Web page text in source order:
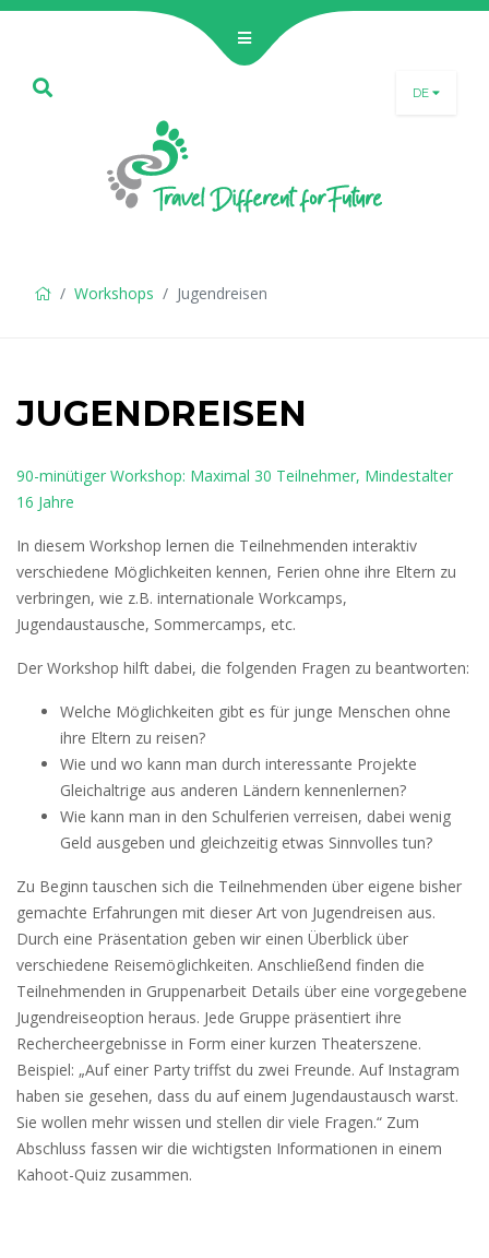
DE
Workshops Jugendreisen
JUGENDREISEN
90-minütiger Workshop: Maximal 30 Teilnehmer, Mindestalter
16 Jahre
In diesem Workshop lernen die Teilnehmenden interaktiv
verschiedene Möglichkeiten kennen, Ferien ohne ihre Eltern zu
verbringen, wie z.B. internationale Workcamps,
Jugendaustausche, Sommercamps, etc.
Der Workshop hilft dabei, die folgenden Fragen zu beantworten:
Welche Möglichkeiten gibt es für junge Menschen ohne
ihre Eltern zu reisen?
Wie und wo kann man durch interessante Projekte
Gleichaltrige aus anderen Ländern kennenlernen?
Wie kann man in den Schulferien verreisen, dabei wenig
Geld ausgeben und gleichzeitig etwas Sinnvolles tun?
Zu Beginn tauschen sich die Teilnehmenden über eigene bisher
gemachte Erfahrungen mit dieser Art von Jugendreisen aus.
Durch eine Präsentation geben wir einen Überblick über
verschiedene Reisemöglichkeiten. Anschließend finden die
Teilnehmenden in Gruppenarbeit Details über eine vorgegebene
Jugendreiseoption heraus. Jede Gruppe präsentiert ihre
Rechercheergebnisse in Form einer kurzen Theaterszene.
Beispiel: „Auf einer Party triffst du zwei Freunde. Auf Instagram
haben sie gesehen, dass du auf einem Jugendaustausch warst.
Sie wollen mehr wissen und stellen dir viele Fragen.“ Zum
Abschluss fassen wir die wichtigsten Informationen in einem
Kahoot-Quiz zusammen.